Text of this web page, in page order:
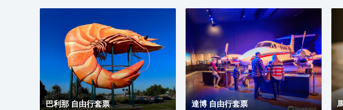
巴利那 自由行套票 達博 自由行套票